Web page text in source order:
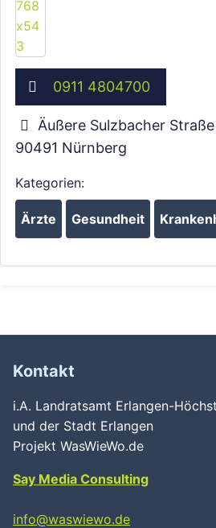
Wird geladen …
0911 4804700
Äußere Sulzbacher
90491 Nürnberg
Kategorien:
Ärzte Gesundheit
Kontakt
i.A. Landratsamt Erlangen-
und der Stadt Erlangen
Projekt WasWieWo.de
Say Media Consulting
info@waswiewo.de